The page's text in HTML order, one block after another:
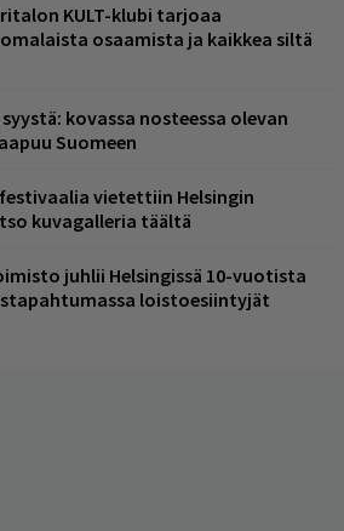
KULT-klubi tarjoaa
osaamista ja kaikkea siltä
kovassa nosteessa olevan
Suomeen
vietettiin Helsingin
kuvagalleria täältä
juhlii Helsingissä 10-vuotista
loistoesiintyjät